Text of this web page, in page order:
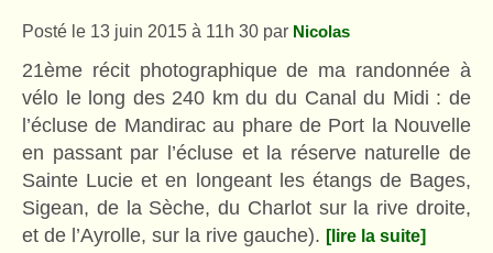
Posté le 13 juin 2015 à 11h 30 par Nicolas
21ème récit photographique de ma randonnée à
vélo le long des 240 km du du Canal du Midi : de
l’écluse de Mandirac au phare de Port la Nouvelle
en passant par l’écluse et la réserve naturelle de
Sainte Lucie et en longeant les étangs de Bages,
Sigean, de la Sèche, du Charlot sur la rive droite,
et de l’Ayrolle, sur la rive gauche). [lire la suite]